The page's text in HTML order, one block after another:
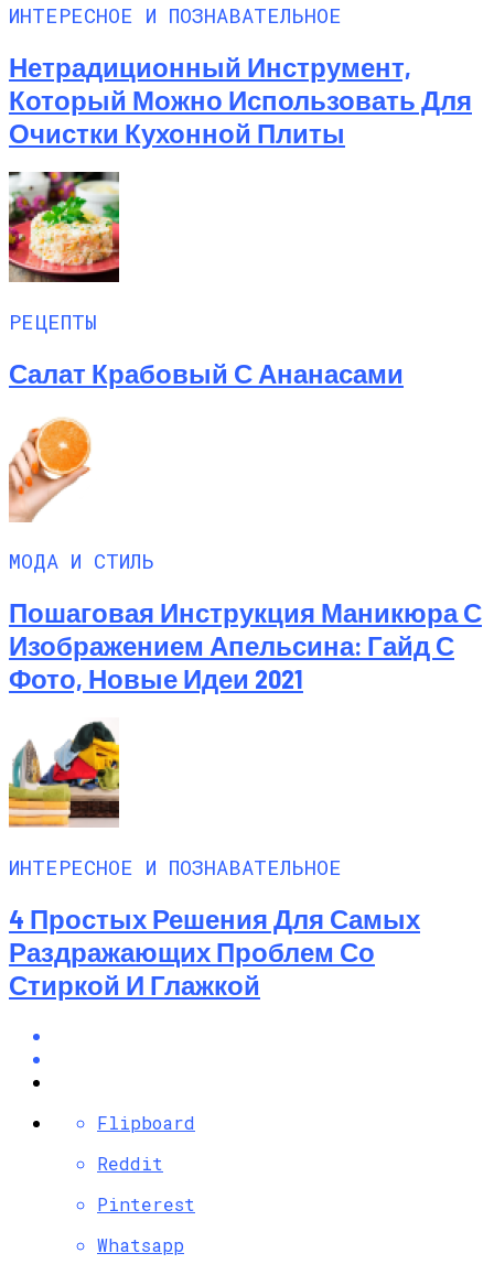
ИНТЕРЕСНОЕ И ПОЗНАВАТЕЛЬНОЕ
Нетрадиционный Инструмент,
Который Можно Использовать Для
Очистки Кухонной Плиты
РЕЦЕПТЫ
Салат Крабовый С Ананасами
МОДА И СТИЛЬ
Пошаговая Инструкция Маникюра С
Изображением Апельсина: Гайд С
Фото, Новые Идеи 2021
ИНТЕРЕСНОЕ И ПОЗНАВАТЕЛЬНОЕ
4 Простых Решения Для Самых
Раздражающих Проблем Со
Стиркой И Глажкой
Flipboard
Reddit
Pinterest
Whatsapp